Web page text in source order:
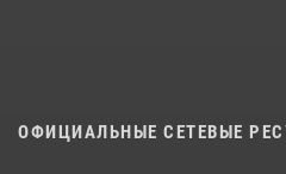
ОФИЦИАЛЬНЫЕ СЕТЕВЫЕ